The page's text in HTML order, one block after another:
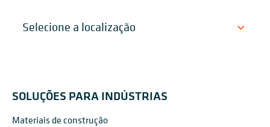
SOLUÇÕES PARA INDÚSTRIAS
Materiais de construção